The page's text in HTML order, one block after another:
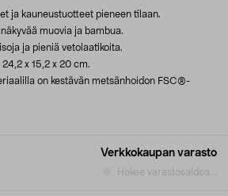
Verkkokaupan varasto
Hakee varastosaldoa...
ja kauneustuotteet pieneen tilaan.
muovia ja bambua.
ja pieniä vetolaatikoita.
x 15,2 x 20 cm.
on kestävän metsänhoidon FSC®-